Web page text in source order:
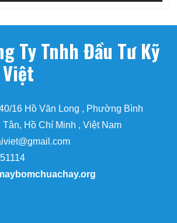
Ty Tnhh Đầu Tư Kỹ
16 Hồ Văn Long , Phường Bình
Hồ Chí Minh , Việt Nam